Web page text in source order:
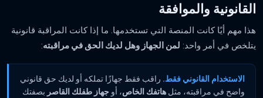
القانونية والموافقة
هذا مهم أيًا كانت المنصة التي تستخدمها. ما إذا كانت المراقبة قانونية
يتلخص في أمر واحد: لمن الجهاز وهل لديك الحق في مراقبته:
الاستخدام القانوني فقط. راقب فقط جهازًا تملكه أو لديك حق قانوني
واضح في مراقبته، مثل هاتفك الخاص، أو جهاز طفلك القاصر بصفتك